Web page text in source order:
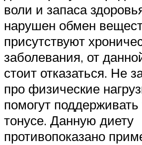
воли и запаса
нарушен обмен
присутствуют
заболевания, от
стоит отказаться. Не
про физические
помогут поддерживать
тонусе. Данную диету
противопоказано